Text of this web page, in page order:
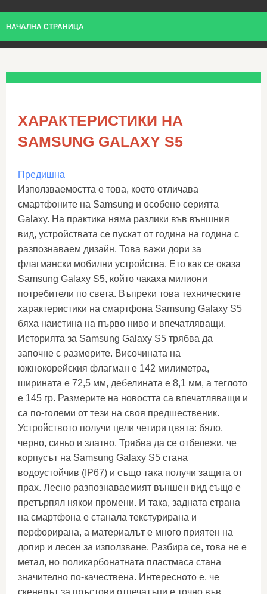
НАЧАЛНА СТРАНИЦА
ХАРАКТЕРИСТИКИ НА
SAMSUNG GALAXY S5
Предишна
Използваемостта е това, което отличава
смартфоните на Samsung и особено серията
Galaxy. На практика няма разлики във външния
вид, устройствата се пускат от година на година с
разпознаваем дизайн. Това важи дори за
флагмански мобилни устройства. Ето как се оказа
Samsung Galaxy S5, който чакаха милиони
потребители по света. Въпреки това техническите
характеристики на смартфона Samsung Galaxy S5
бяха наистина на първо ниво и впечатляващи.
Историята за Samsung Galaxy S5 трябва да
започне с размерите. Височината на
южнокорейския флагман е 142 милиметра,
ширината е 72,5 мм, дебелината е 8,1 мм, а теглото
е 145 гр. Размерите на новостта са впечатляващи и
са по-големи от тези на своя предшественик.
Устройството получи цели четири цвята: бяло,
черно, синьо и златно. Трябва да се отбележи, че
корпусът на Samsung Galaxy S5 стана
водоустойчив (IP67) и също така получи защита от
прах. Лесно разпознаваемият външен вид също е
претърпял някои промени. И така, задната страна
на смартфона е станала текстурирана и
перфорирана, а материалът е много приятен на
допир и лесен за използване. Разбира се, това не е
метал, но поликарбонатната пластмаса стана
значително по-качествена. Интересното е, че
скенерът за пръстови отпечатъци е точно във